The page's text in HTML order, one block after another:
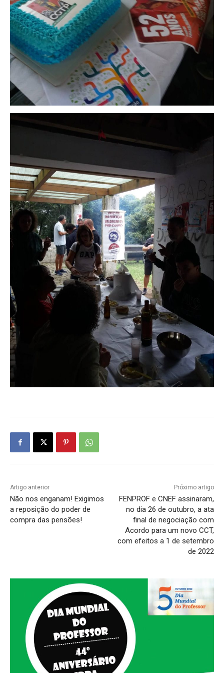
Artigo anterior
Não nos enganam! Exigimos
a reposição do poder de
compra das pensões!
Próximo artigo
FENPROF e CNEF assinaram,
no dia 26 de outubro, a ata
final de negociação com
Acordo para um novo CCT,
com efeitos a 1 de setembro
de 2022